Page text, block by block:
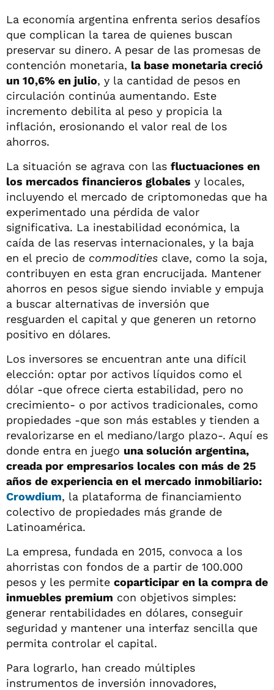
La economía argentina enfrenta serios desafíos
que complican la tarea de quienes buscan
preservar su dinero. A pesar de las promesas de
contención monetaria, la base monetaria creció
un 10,6% en julio, y la cantidad de pesos en
circulación continúa aumentando. Este
incremento debilita al peso y propicia la
inflación, erosionando el valor real de los
ahorros.
La situación se agrava con las fluctuaciones en
los mercados financieros globales y locales,
incluyendo el mercado de criptomonedas que ha
experimentado una pérdida de valor
significativa. La inestabilidad económica, la
caída de las reservas internacionales, y la baja
en el precio de commodities clave, como la soja,
contribuyen en esta gran encrucijada. Mantener
ahorros en pesos sigue siendo inviable y empuja
a buscar alternativas de inversión que
resguarden el capital y que generen un retorno
positivo en dólares.
Los inversores se encuentran ante una difícil
elección: optar por activos líquidos como el
dólar -que ofrece cierta estabilidad, pero no
crecimiento- o por activos tradicionales, como
propiedades -que son más estables y tienden a
revalorizarse en el mediano/largo plazo-. Aquí es
donde entra en juego una solución argentina,
creada por empresarios locales con más de 25
años de experiencia en el mercado inmobiliario:
Crowdium, la plataforma de financiamiento
colectivo de propiedades más grande de
Latinoamérica.
La empresa, fundada en 2015, convoca a los
ahorristas con fondos de a partir de 100.000
pesos y les permite coparticipar en la compra de
inmuebles premium con objetivos simples:
generar rentabilidades en dólares, conseguir
seguridad y mantener una interfaz sencilla que
permita controlar el capital.
Para lograrlo, han creado múltiples
instrumentos de inversión innovadores,